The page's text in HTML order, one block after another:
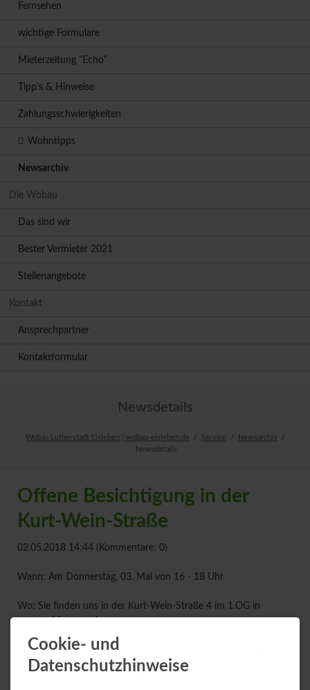
Fernsehen
wichtige Formulare
Mieterzeitung "Echo"
Tipp's & Hinweise
Zahlungsschwierigkeiten
Wohntipps
Newsarchiv
Die Wobau
Das sind wir
Bester Vermieter 2021
Stellenangebote
Kontakt
Ansprechpartner
Kontaktformular
Newsdetails
Wobau Lutherstadt Eisleben | wobau-eisleben.de Service
Newsarchiv
Newsdetails
Offene Besichtigung in der
Kurt-Wein-Straße
02.05.2018 14:44(Kommentare: 0)
Wann: Am Donnerstag, 03. Mai von 16 - 18 Uhr
Wo: Sie finden uns in der Kurt-Wein-Straße 4 im 1.OG in
unserer Musterwohnung
Kommen Sie unverbindlich und ohne Termin vorbei, schauen Sie
sich unsere Musterwohnungen an. Zusammen schauen wir nach
Cookie- und
Datenschutzhinweise